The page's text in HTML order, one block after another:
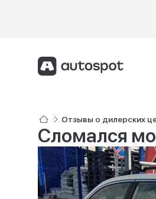
Отзывы о дилерских
Сломался